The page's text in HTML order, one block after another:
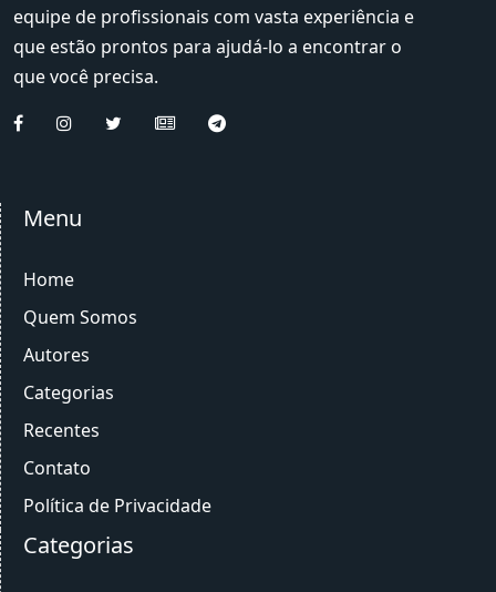
equipe de profissionais com vasta experiência e
que estão prontos para ajudá-lo a encontrar o
que você precisa.
Menu
Home
Quem Somos
Autores
Categorias
Recentes
Contato
Política de Privacidade
Categorias